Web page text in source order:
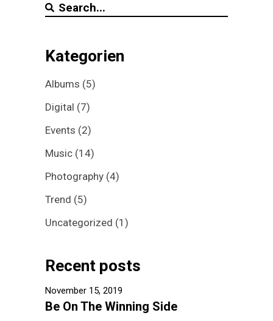
Search
for:
Kategorien
Albums (5)
Digital (7)
Events (2)
Music (14)
Photography (4)
Trend (5)
Uncategorized (1)
Recent posts
November 15, 2019
Be On The Winning Side